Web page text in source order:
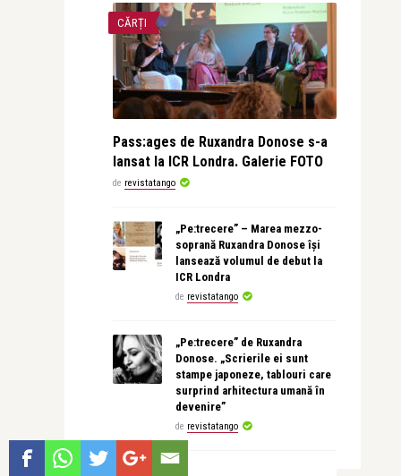
CĂRȚI
Pass:ages de Ruxandra Donose s-a
lansat la ICR Londra. Galerie FOTO
de revistatango
„Pe:trecere” – Marea mezzo-
soprană Ruxandra Donose își
lansează volumul de debut la
ICR Londra
de revistatango
„Pe:trecere” de Ruxandra
Donose. „Scrierile ei sunt
stampe japoneze, tablouri care
surprind arhitectura umană în
devenire”
de revistatango